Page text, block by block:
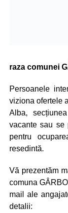
raza comunei
Persoanele
viziona ofertele
Alba,
vacante sau se
pentru
resedintă.
Vă prezentăm
comuna
mail ale
detalii: